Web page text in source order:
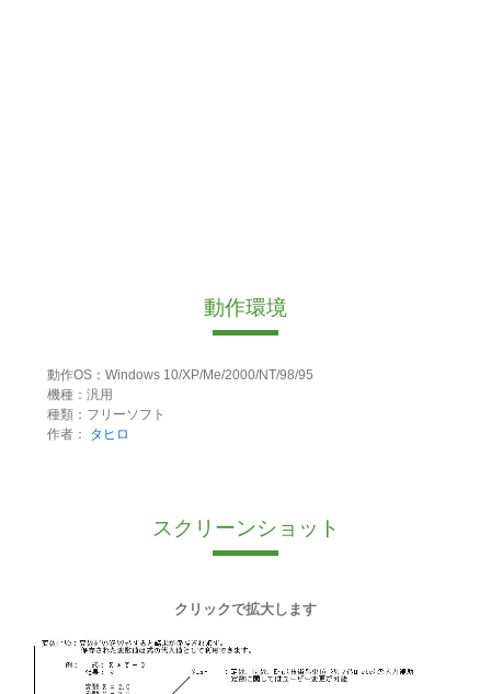
動作環境
動作OS：Windows 10/XP/Me/2000/NT/98/95
機種：汎用
種類：フリーソフト
作者：
タヒロ
スクリーンショット
クリックで拡大します